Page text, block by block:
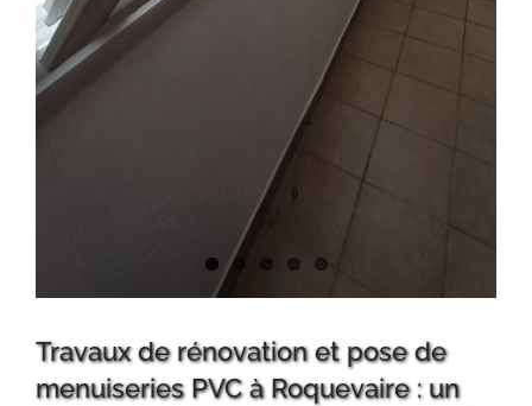
Travaux de rénovation et pose de
menuiseries PVC à Roquevaire : un